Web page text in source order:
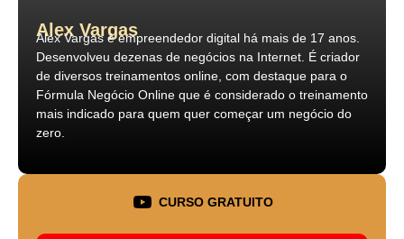
Alex Vargas
Alex Vargas é empreendedor digital há mais de 17 anos.
Desenvolveu dezenas de negócios na Internet. É criador
de diversos treinamentos online, com destaque para o
Fórmula Negócio Online que é considerado o treinamento
mais indicado para quem quer começar um negócio do
zero.
CURSO GRATUITO